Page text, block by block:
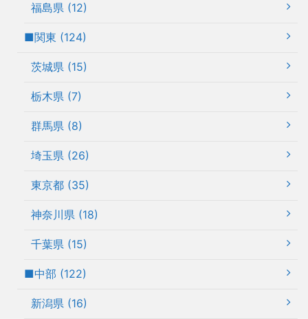
福島県 (12)
■関東 (124)
茨城県 (15)
栃木県 (7)
群馬県 (8)
埼玉県 (26)
東京都 (35)
神奈川県 (18)
千葉県 (15)
■中部 (122)
新潟県 (16)